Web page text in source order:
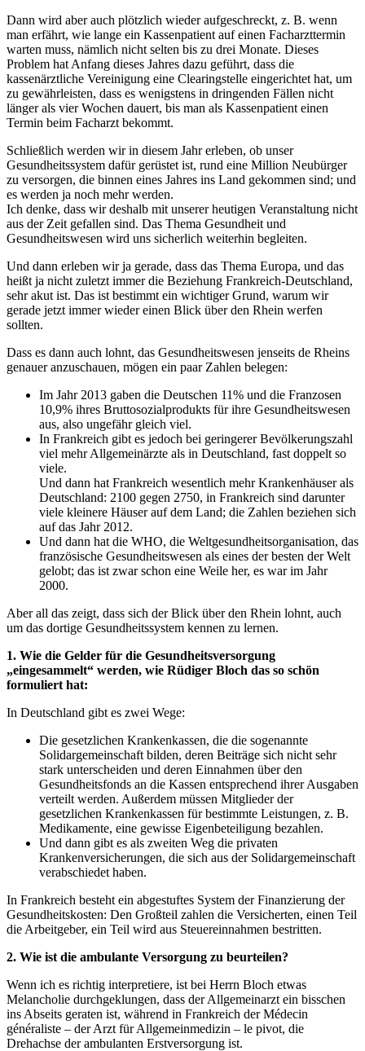
Dann wird aber auch plötzlich wieder aufgeschreckt, z. B. wenn
man erfährt, wie lange ein Kassenpatient auf einen Facharzttermin
warten muss, nämlich nicht selten bis zu drei Monate. Dieses
Problem hat Anfang dieses Jahres dazu geführt, dass die
kassenärztliche Vereinigung eine Clearingstelle eingerichtet hat, um
zu gewährleisten, dass es wenigstens in dringenden Fällen nicht
länger als vier Wochen dauert, bis man als Kassenpatient einen
Termin beim Facharzt bekommt.
Schließlich werden wir in diesem Jahr erleben, ob unser
Gesundheitssystem dafür gerüstet ist, rund eine Million Neubürger
zu versorgen, die binnen eines Jahres ins Land gekommen sind; und
es werden ja noch mehr werden.
Ich denke, dass wir deshalb mit unserer heutigen Veranstaltung nicht
aus der Zeit gefallen sind. Das Thema Gesundheit und
Gesundheitswesen wird uns sicherlich weiterhin begleiten.
Und dann erleben wir ja gerade, dass das Thema Europa, und das
heißt ja nicht zuletzt immer die Beziehung Frankreich-Deutschland,
sehr akut ist. Das ist bestimmt ein wichtiger Grund, warum wir
gerade jetzt immer wieder einen Blick über den Rhein werfen
sollten.
Dass es dann auch lohnt, das Gesundheitswesen jenseits de Rheins
genauer anzuschauen, mögen ein paar Zahlen belegen:
Im Jahr 2013 gaben die Deutschen 11% und die Franzosen
10,9% ihres Bruttosozialprodukts für ihre Gesundheitswesen
aus, also ungefähr gleich viel.
In Frankreich gibt es jedoch bei geringerer Bevölkerungszahl
viel mehr Allgemeinärzte als in Deutschland, fast doppelt so
viele.
Und dann hat Frankreich wesentlich mehr Krankenhäuser als
Deutschland: 2100 gegen 2750, in Frankreich sind darunter
viele kleinere Häuser auf dem Land; die Zahlen beziehen sich
auf das Jahr 2012.
Und dann hat die WHO, die Weltgesundheitsorganisation, das
französische Gesundheitswesen als eines der besten der Welt
gelobt; das ist zwar schon eine Weile her, es war im Jahr
2000.
Aber all das zeigt, dass sich der Blick über den Rhein lohnt, auch
um das dortige Gesundheitssystem kennen zu lernen.
1. Wie die Gelder für die Gesundheitsversorgung
„eingesammelt“ werden, wie Rüdiger Bloch das so schön
formuliert hat:
In Deutschland gibt es zwei Wege:
Die gesetzlichen Krankenkassen, die die sogenannte
Solidargemeinschaft bilden, deren Beiträge sich nicht sehr
stark unterscheiden und deren Einnahmen über den
Gesundheitsfonds an die Kassen entsprechend ihrer Ausgaben
verteilt werden. Außerdem müssen Mitglieder der
gesetzlichen Krankenkassen für bestimmte Leistungen, z. B.
Medikamente, eine gewisse Eigenbeteiligung bezahlen.
Und dann gibt es als zweiten Weg die privaten
Krankenversicherungen, die sich aus der Solidargemeinschaft
verabschiedet haben.
In Frankreich besteht ein abgestuftes System der Finanzierung der
Gesundheitskosten: Den Großteil zahlen die Versicherten, einen Teil
die Arbeitgeber, ein Teil wird aus Steuereinnahmen bestritten.
2. Wie ist die ambulante Versorgung zu beurteilen?
Wenn ich es richtig interpretiere, ist bei Herrn Bloch etwas
Melancholie durchgeklungen, dass der Allgemeinarzt ein bisschen
ins Abseits geraten ist, während in Frankreich der Médecin
généraliste – der Arzt für Allgemeinmedizin – le pivot, die
Drehachse der ambulanten Erstversorgung ist.